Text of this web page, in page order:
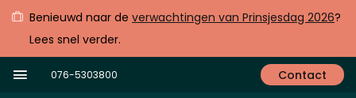
Benieuwd naar de verwachtingen van Prinsjesdag 2026?
Lees snel verder.
076-5303800 Contact